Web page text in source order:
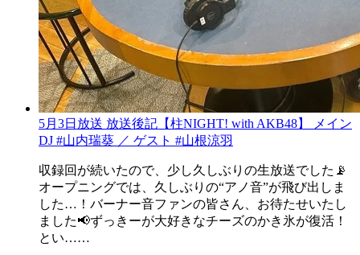
5月3日放送 放送後記【柱NIGHT! with AKB48】 メイン
DJ #山内瑞葵 ／ ゲスト #山根涼羽
収録回が続いたので、少し久しぶりの生放送でした📡
オープニングでは、久しぶりの“アノ音”が飛び出しま
した…！バーナー音ファンの皆さん、お待たせいたし
ました📢ずっきーが大好きなチーズのかき氷が復活！
とい……